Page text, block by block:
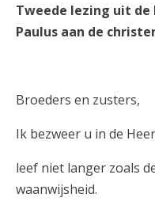
Tweede lezing uit
Paulus aan de
Broeders en zusters,
Ik bezweer u in de
leef niet langer zoals
waanwijsheid.